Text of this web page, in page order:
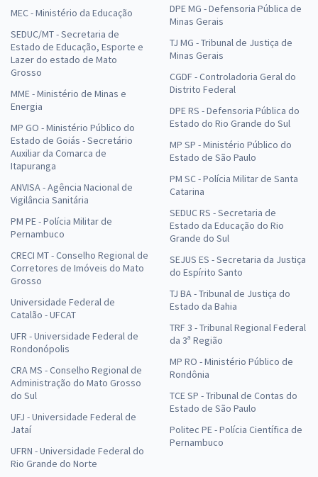
MEC - Ministério da Educação
SEDUC/MT - Secretaria de
Estado de Educação, Esporte e
Lazer do estado de Mato
Grosso
MME - Ministério de Minas e
Energia
MP GO - Ministério Público do
Estado de Goiás - Secretário
Auxiliar da Comarca de
Itapuranga
ANVISA - Agência Nacional de
Vigilância Sanitária
PM PE - Polícia Militar de
Pernambuco
CRECI MT - Conselho Regional de
Corretores de Imóveis do Mato
Grosso
Universidade Federal de
Catalão - UFCAT
UFR - Universidade Federal de
Rondonópolis
CRA MS - Conselho Regional de
Administração do Mato Grosso
do Sul
UFJ - Universidade Federal de
Jataí
UFRN - Universidade Federal do
Rio Grande do Norte
DPE MG - Defensoria Pública de
Minas Gerais
TJ MG - Tribunal de Justiça de
Minas Gerais
CGDF - Controladoria Geral do
Distrito Federal
DPE RS - Defensoria Pública do
Estado do Rio Grande do Sul
MP SP - Ministério Público do
Estado de São Paulo
PM SC - Polícia Militar de Santa
Catarina
SEDUC RS - Secretaria de
Estado da Educação do Rio
Grande do Sul
SEJUS ES - Secretaria da Justiça
do Espírito Santo
TJ BA - Tribunal de Justiça do
Estado da Bahia
TRF 3 - Tribunal Regional Federal
da 3ª Região
MP RO - Ministério Público de
Rondônia
TCE SP - Tribunal de Contas do
Estado de São Paulo
Politec PE - Polícia Científica de
Pernambuco